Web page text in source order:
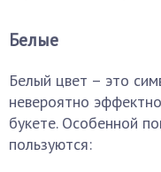
Белые
Белый цвет – это
невероятно
букете. Особенной
пользуются: